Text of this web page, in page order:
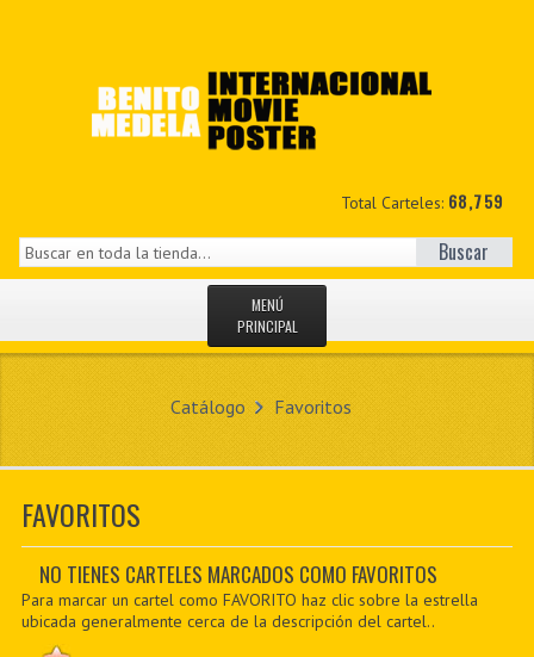
Total Carteles: 68,759
Buscar
MENÚ
PRINCIPAL
NOVEDADES
MIS DATOS
PDF BOOKS
CUSTOM PDF
Catálogo Favoritos
FAVORITOS
NO TIENES CARTELES MARCADOS COMO FAVORITOS
Para marcar un cartel como FAVORITO haz clic sobre la estrella
ubicada generalmente cerca de la descripción del cartel..